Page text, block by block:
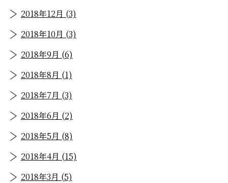
2018年12月 (3)
2018年10月 (3)
2018年9月 (6)
2018年8月 (1)
2018年7月 (3)
2018年6月 (2)
2018年5月 (8)
2018年4月 (15)
2018年3月 (5)